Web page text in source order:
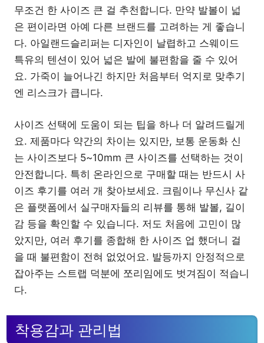
무조건 한 사이즈 큰 걸 추천합니다. 만약 발볼이 넓
은 편이라면 아예 다른 브랜드를 고려하는 게 좋습니
다. 아일랜드슬리퍼는 디자인이 날렵하고 스웨이드
특유의 텐션이 있어 넓은 발에 불편함을 줄 수 있어
요. 가죽이 늘어나긴 하지만 처음부터 억지로 맞추기
엔 리스크가 큽니다.
사이즈 선택에 도움이 되는 팁을 하나 더 알려드릴게
요. 제품마다 약간의 차이는 있지만, 보통 운동화 신
는 사이즈보다 5~10mm 큰 사이즈를 선택하는 것이
안전합니다. 특히 온라인으로 구매할 때는 반드시 사
이즈 후기를 여러 개 찾아보세요. 크림이나 무신사 같
은 플랫폼에서 실구매자들의 리뷰를 통해 발볼, 길이
감 등을 확인할 수 있습니다. 저도 처음에 고민이 많
았지만, 여러 후기를 종합해 한 사이즈 업 했더니 걸
을 때 불편함이 전혀 없었어요. 발등까지 안정적으로
잡아주는 스트랩 덕분에 쪼리임에도 벗겨짐이 적습니
다.
착용감과 관리법